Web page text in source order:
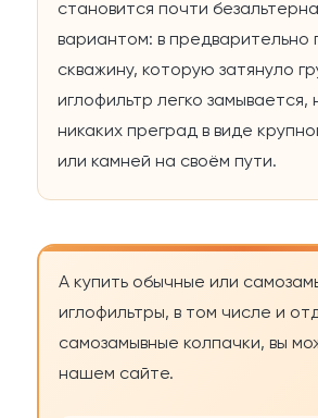
становится почти
вариантом: в предварительно
скважину, которую затянуло
иглофильтр легко замывается,
никаких преград в виде
или камней на своём пути.
А купить обычные или
иглофильтры, в том числе и
самозамывные колпачки, вы
нашем сайте.